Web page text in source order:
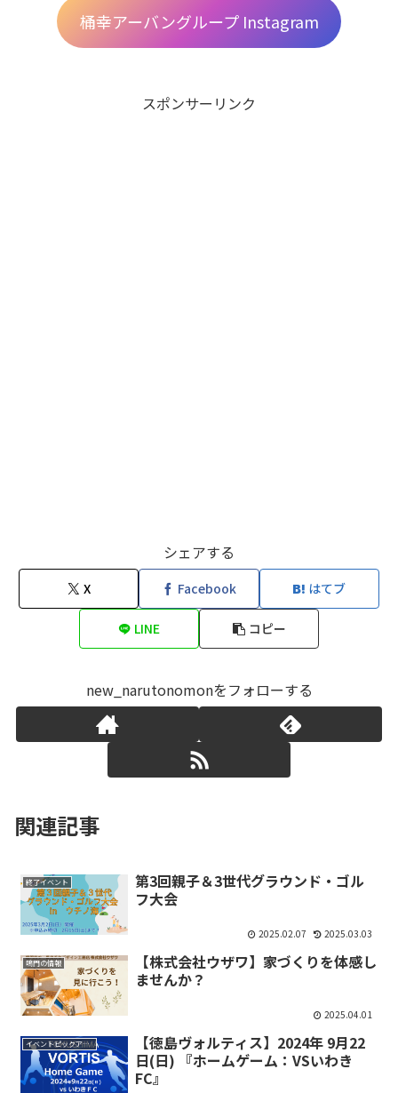
桶幸アーバングループ Instagram
スポンサーリンク
シェアする
X Facebook はてブ
LINE コピー
new_narutonomonをフォローする
関連記事
終了イベント
第3回親子＆3世代グラウンド・ゴル
フ大会
2025.02.07 2025.03.03
鳴門の情報
【株式会社ウザワ】家づくりを体感し
ませんか？
2025.04.01
イベントピックアップ
【徳島ヴォルティス】2024年 9月22
日(日) 『ホームゲーム：VSいわき
FC』